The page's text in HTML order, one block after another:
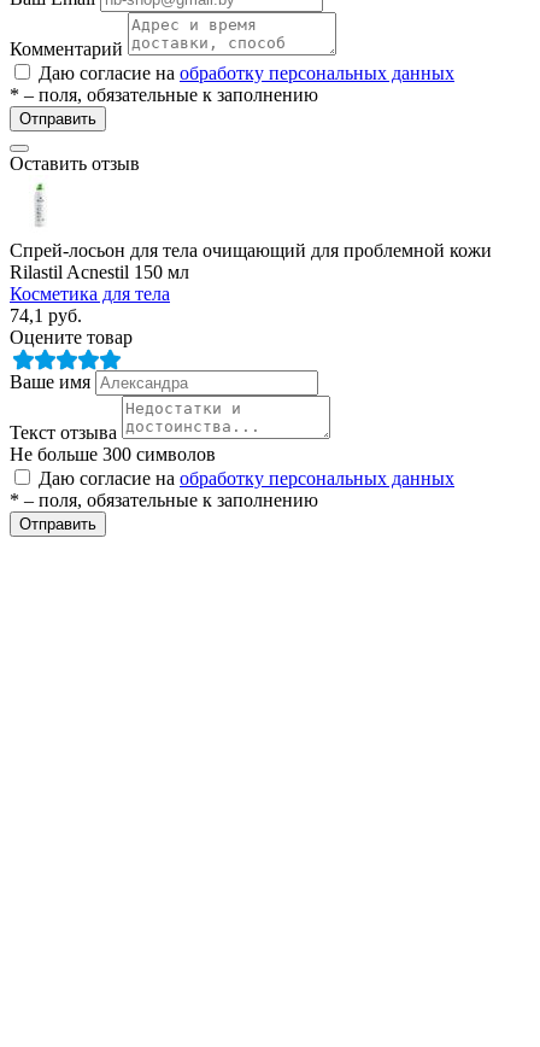
Комментарий
Даю согласие на обработку персональных данных
* – поля, обязательные к заполнению
Отправить
Оставить отзыв
Спрей-лосьон для тела очищающий для проблемной кожи
Rilastil Acnestil 150 мл
Косметика для тела
74,1 руб.
Оцените товар
Ваше имя
Текст отзыва
Не больше 300 символов
Даю согласие на обработку персональных данных
* – поля, обязательные к заполнению
Отправить